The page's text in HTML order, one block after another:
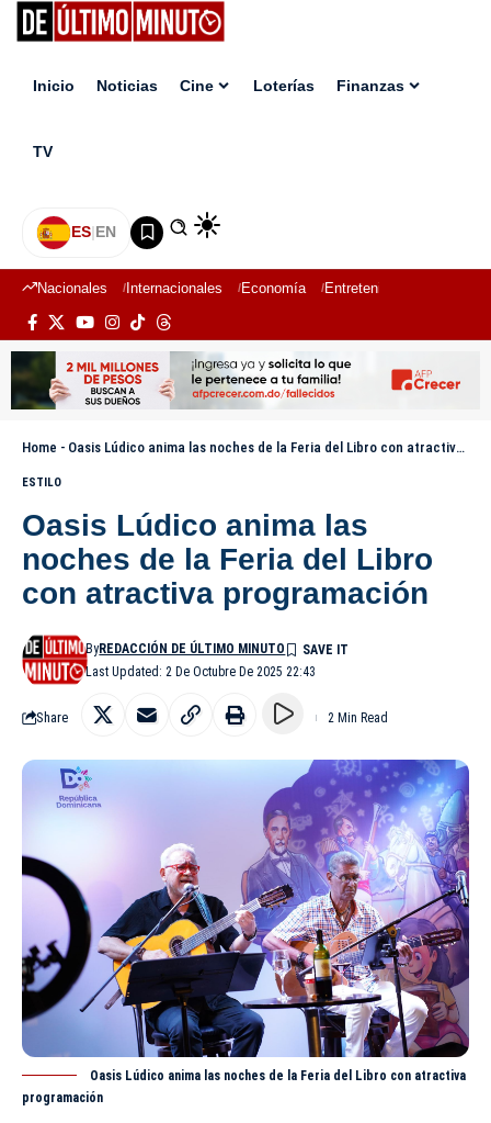
Inicio Noticias Cine Loterías Finanzas
TV
ES|EN
Nacionales Internacionales Economía Entretenimiento
Home - Oasis Lúdico anima las noches de la Feria del Libro con atractiva programación
ESTILO
Oasis Lúdico anima las
noches de la Feria del Libro
con atractiva programación
Last Updated: 2 De Octubre De 2025 22:43
ByREDACCIÓN DE ÚLTIMO MINUTO
Share 2 Min Read
Oasis Lúdico anima las noches de la Feria del Libro con atractiva
programación